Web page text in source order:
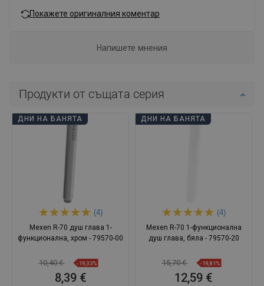
Покажете оригиналния коментар
Напишете мнения
Продукти от същата серия
ДНИ НА БАНЯТА
(4)
Mexen R-70 душ глава 1-
функционална, хром - 79570-00
10,40 € -19,33%
8,39 €
ДНИ НА БАНЯТА
(4)
Mexen R-70 1-функционална
душ глава, бяла - 79570-20
15,70 € -19,81%
12,59 €